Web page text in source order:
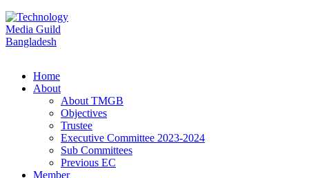
Home
About
About TMGB
Objectives
Trustee
Executive Committee 2023-2024
Sub Committees
Previous EC
Member